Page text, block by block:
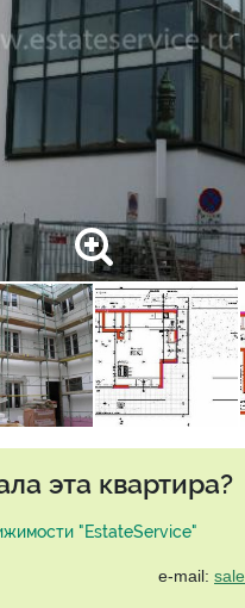
эта квартира?
"EstateService"
e-mail: